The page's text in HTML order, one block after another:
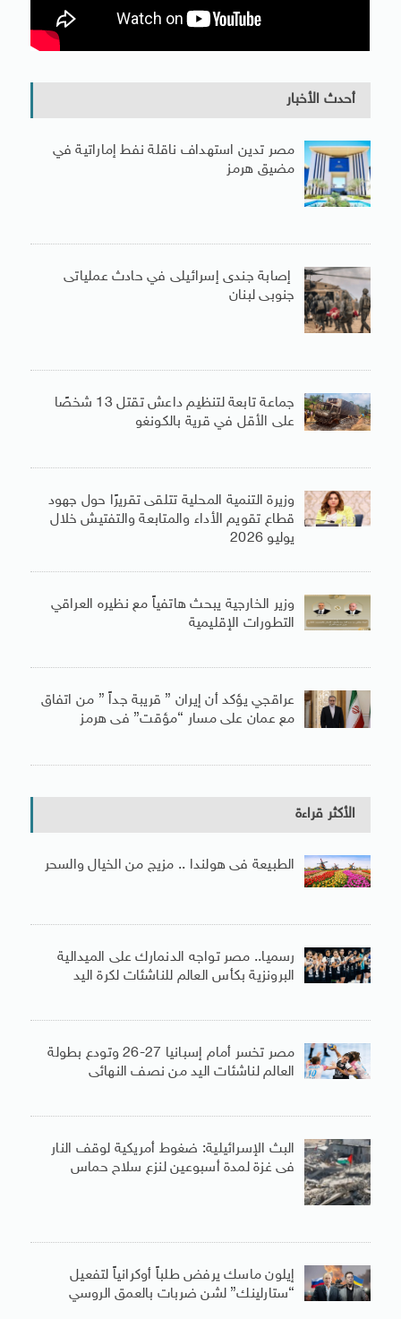
أحدث الأخبار
مصر تدين استهداف ناقلة نفط إماراتية في
مضيق هرمز
إصابة جندى إسرائيلى في حادث عملياتى
جنوبى لبنان
جماعة تابعة لتنظيم داعش تقتل 13 شخصًا
على الأقل في قرية بالكونغو
وزيرة التنمية المحلية تتلقى تقريرًا حول جهود
قطاع تقويم الأداء والمتابعة والتفتيش خلال
يوليو 2026
وزير الخارجية يبحث هاتفياً مع نظيره العراقي
التطورات الإقليمية
عراقجي يؤكد أن إيران ” قريبة جداً ” من اتفاق
مع عمان على مسار “مؤقت” فى هرمز
الأكثر قراءة
الطبيعة فى هولندا .. مزيج من الخيال والسحر
رسميا.. مصر تواجه الدنمارك على الميدالية
البرونزية بكأس العالم للناشئات لكرة اليد
مصر تخسر أمام إسبانيا 27-26 وتودع بطولة
العالم لناشئات اليد من نصف النهائى
البث الإسرائيلية: ضغوط أمريكية لوقف النار
فى غزة لمدة أسبوعين لنزع سلاح حماس
إيلون ماسك يرفض طلباً أوكرانياً لتفعيل
“ستارلينك” لشن ضربات بالعمق الروسي